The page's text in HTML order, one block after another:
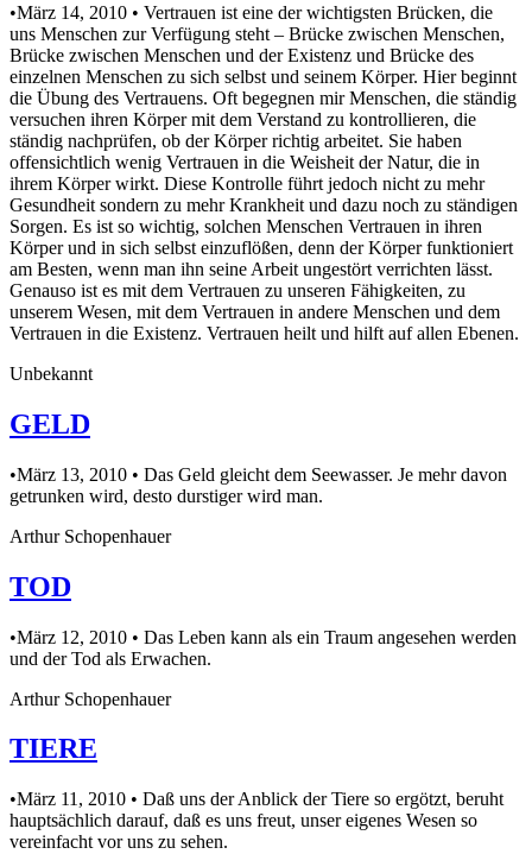
•März 14, 2010 • Vertrauen ist eine der wichtigsten Brücken, die
uns Menschen zur Verfügung steht – Brücke zwischen Menschen,
Brücke zwischen Menschen und der Existenz und Brücke des
einzelnen Menschen zu sich selbst und seinem Körper. Hier beginnt
die Übung des Vertrauens. Oft begegnen mir Menschen, die ständig
versuchen ihren Körper mit dem Verstand zu kontrollieren, die
ständig nachprüfen, ob der Körper richtig arbeitet. Sie haben
offensichtlich wenig Vertrauen in die Weisheit der Natur, die in
ihrem Körper wirkt. Diese Kontrolle führt jedoch nicht zu mehr
Gesundheit sondern zu mehr Krankheit und dazu noch zu ständigen
Sorgen. Es ist so wichtig, solchen Menschen Vertrauen in ihren
Körper und in sich selbst einzuflößen, denn der Körper funktioniert
am Besten, wenn man ihn seine Arbeit ungestört verrichten lässt.
Genauso ist es mit dem Vertrauen zu unseren Fähigkeiten, zu
unserem Wesen, mit dem Vertrauen in andere Menschen und dem
Vertrauen in die Existenz. Vertrauen heilt und hilft auf allen Ebenen.
Unbekannt
GELD
•März 13, 2010 • Das Geld gleicht dem Seewasser. Je mehr davon
getrunken wird, desto durstiger wird man.
Arthur Schopenhauer
TOD
•März 12, 2010 • Das Leben kann als ein Traum angesehen werden
und der Tod als Erwachen.
Arthur Schopenhauer
TIERE
•März 11, 2010 • Daß uns der Anblick der Tiere so ergötzt, beruht
hauptsächlich darauf, daß es uns freut, unser eigenes Wesen so
vereinfacht vor uns zu sehen.